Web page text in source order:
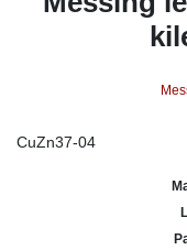
CuZn37-04